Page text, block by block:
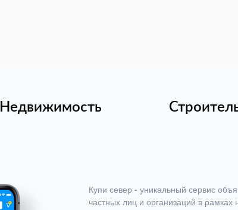
Недвижимость
Купи север - уникальный сервис
частных лиц и организаций в рамках